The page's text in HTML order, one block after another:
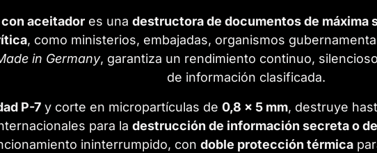
con aceitadores una destructora de documentos de máxima
, como ministerios, embajadas, organismos
in Germany, garantiza un rendimiento continuo,
de información clasificada.
P-7 y corte en micropartículas de 0,8 x 5 mm, destruye
para la destrucción de información secreta o
ininterrumpido, con doble protección térmica